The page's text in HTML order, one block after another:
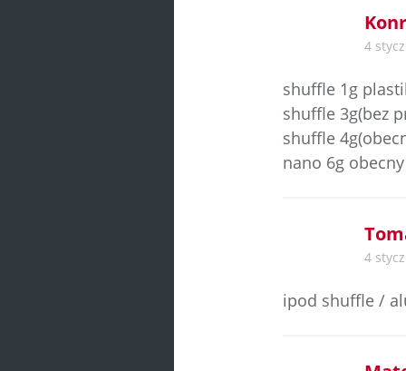
4
shuffle 1g
shuffle 3g(bez
shuffle
nano 6g
4
ipod shuffle /